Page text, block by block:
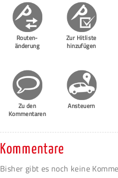
Routen-
änderung
Zur Hitliste
hinzufügen
Zu den
Kommentaren
Ansteuern
Kommentare
Bisher gibt es noch keine